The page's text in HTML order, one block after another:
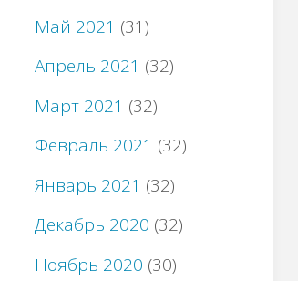
Май 2021 (31)
Апрель 2021 (32)
Март 2021 (32)
Февраль 2021 (32)
Январь 2021 (32)
Декабрь 2020 (32)
Ноябрь 2020 (30)